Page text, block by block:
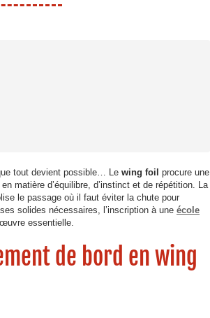
tout devient possible… Le wing foil procure une
matière d’équilibre, d’instinct et de répétition. La
le passage où il faut éviter la chute pour
solides nécessaires, l’inscription à une école
essentielle.
de bord en wing